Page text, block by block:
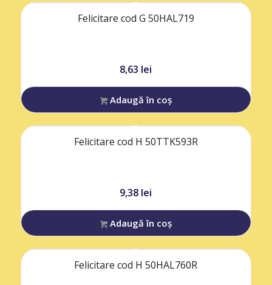
Felicitare cod G 50HAL719
8,63 lei
Adaugă în coș
Felicitare cod H 50TTK593R
9,38 lei
Adaugă în coș
Felicitare cod H 50HAL760R